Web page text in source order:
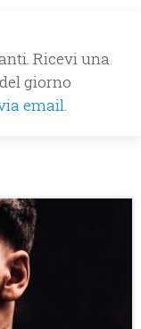
Ricevi una
giorno
email.